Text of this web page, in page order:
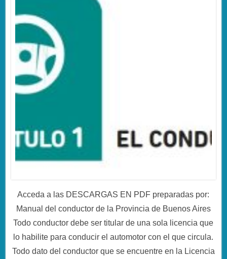
Acceda a las DESCARGAS EN PDF preparadas por:
Manual del conductor de la Provincia de Buenos Aires
Todo conductor debe ser titular de una sola licencia que
lo habilite para conducir el automotor con el que circula.
Todo dato del conductor que se encuentre en la Licencia